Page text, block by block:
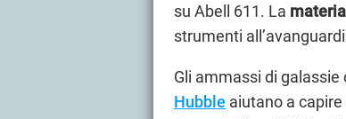
su Abell 611. La
strumenti
Gli ammassi di galassie
Hubble aiutano a